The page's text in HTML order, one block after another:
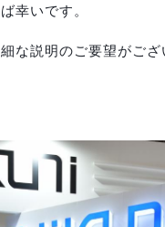
幸いです。
な説明のご要望がござ